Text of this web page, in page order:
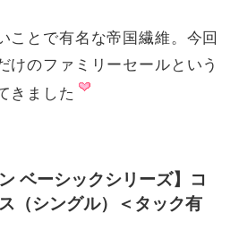
ことで有名な帝国繊維。今回
けのファミリーセールという
きました
ベーシックシリーズ】コ
（シングル）＜タック有